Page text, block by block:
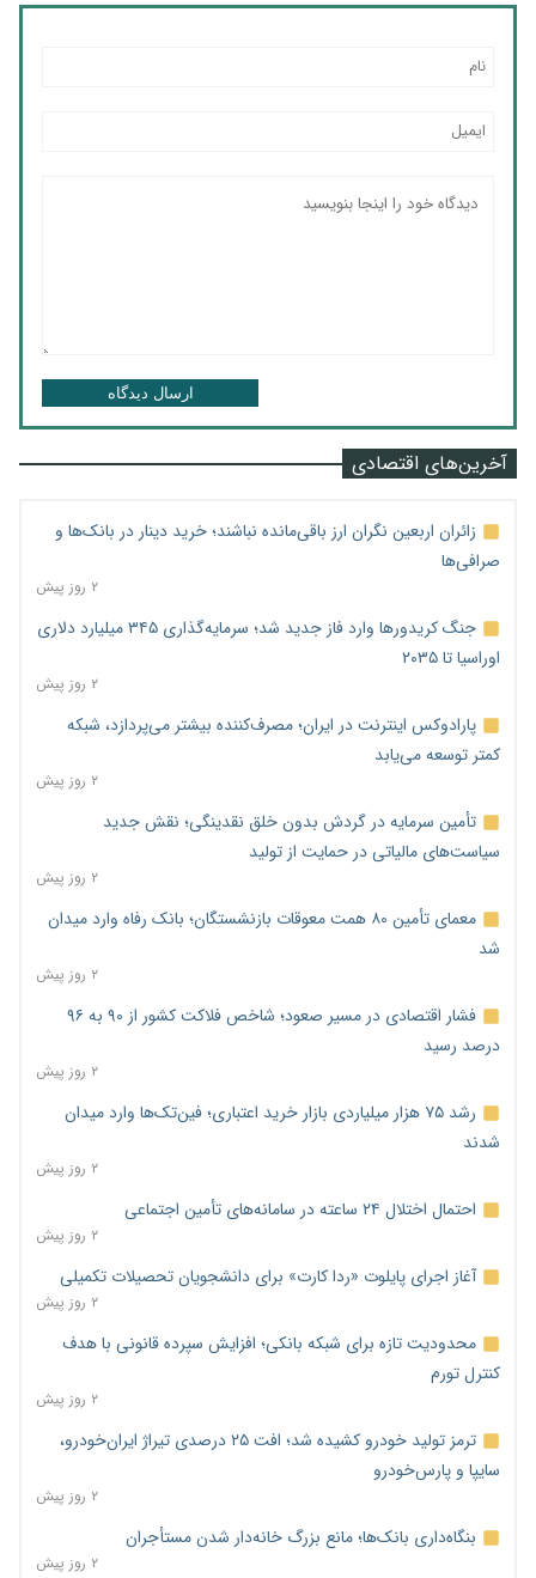
ارسال دیدگاه
آخرین‌های اقتصادی
زائران اربعین نگران ارز باقی‌مانده نباشند؛ خرید دینار در بانک‌ها و
صرافی‌ها
۲ روز پیش
جنگ کریدورها وارد فاز جدید شد؛ سرمایه‌گذاری ۳۴۵ میلیارد دلاری
اوراسیا تا ۲۰۳۵
۲ روز پیش
پارادوکس اینترنت در ایران؛ مصرف‌کننده بیشتر می‌پردازد، شبکه
کمتر توسعه می‌یابد
۲ روز پیش
تأمین سرمایه در گردش بدون خلق نقدینگی؛ نقش جدید
سیاست‌های مالیاتی در حمایت از تولید
۲ روز پیش
معمای تأمین ۸۰ همت معوقات بازنشستگان؛ بانک رفاه وارد میدان
شد
۲ روز پیش
فشار اقتصادی در مسیر صعود؛ شاخص فلاکت کشور از ۹۰ به ۹۶
درصد رسید
۲ روز پیش
رشد ۷۵ هزار میلیاردی بازار خرید اعتباری؛ فین‌تک‌ها وارد میدان
شدند
۲ روز پیش
احتمال اختلال ۲۴ ساعته در سامانه‌های تأمین اجتماعی
۲ روز پیش
آغاز اجرای پایلوت «ردا کارت» برای دانشجویان تحصیلات تکمیلی
۲ روز پیش
محدودیت تازه برای شبکه بانکی؛ افزایش سپرده قانونی با هدف
کنترل تورم
۲ روز پیش
ترمز تولید خودرو کشیده شد؛ افت ۲۵ درصدی تیراژ ایران‌خودرو،
سایپا و پارس‌خودرو
۲ روز پیش
بنگاه‌داری بانک‌ها؛ مانع بزرگ خانه‌دار شدن مستأجران
۲ روز پیش